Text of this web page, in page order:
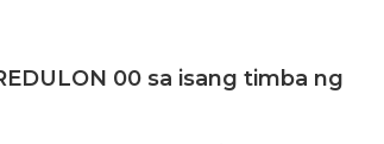
00 sa isang timba ng